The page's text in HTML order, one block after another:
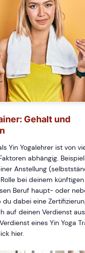
Gehalt und
Yin Yogalehrer ist von
abhängig.
Anstellung
bei deinem
Beruf haupt- oder
du dabei eine
auf deinen Verdienst
eines Yin Yoga
hier.